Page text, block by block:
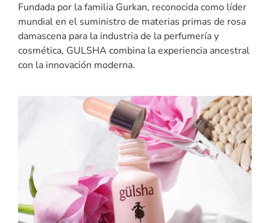
Fundada por la familia Gurkan, reconocida como líder
mundial en el suministro de materias primas de rosa
damascena para la industria de la perfumería y
cosmética, GULSHA combina la experiencia ancestral
con la innovación moderna.